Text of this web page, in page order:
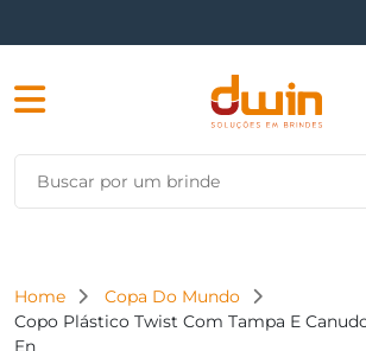
Home
Copa Do Mundo
Copo Plástico Twist Com Tampa E
En